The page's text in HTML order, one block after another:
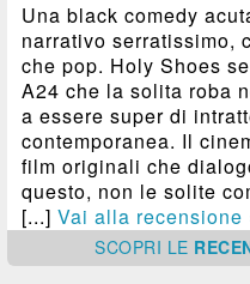
Una black comedy
narrativo serratissimo,
che pop. Holy Shoes
A24 che la solita roba
a essere super di
contemporanea. Il
film originali che
questo, non le solite
[...]Vai alla recensione
SCOPRI LE